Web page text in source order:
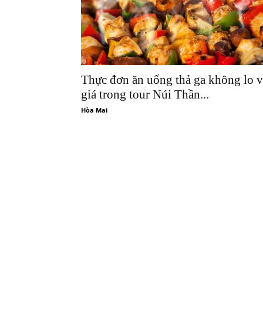
Thực đơn ăn uống thả ga không lo
giá trong tour Núi Thần...
Hòa Mai